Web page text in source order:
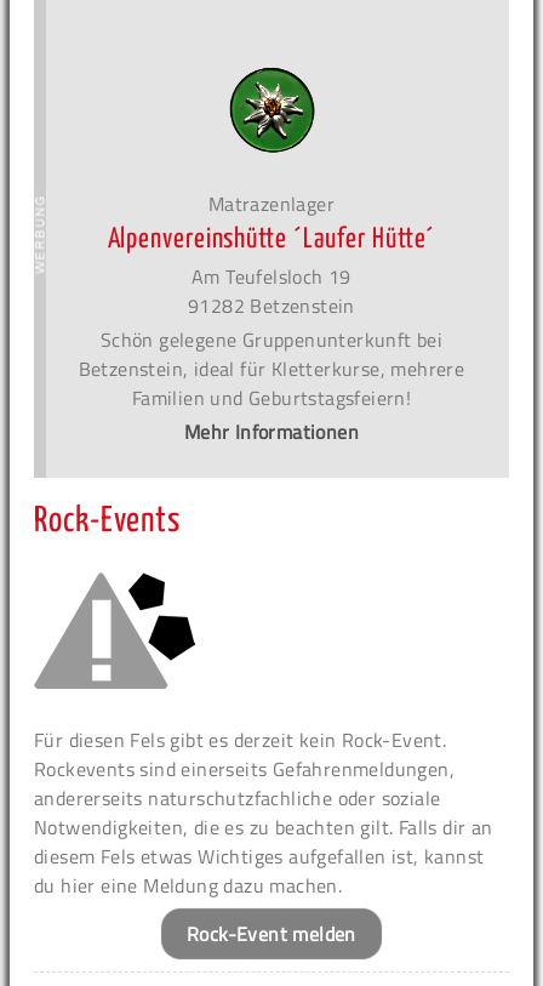
Matrazenlager
Alpenvereinshütte ´Laufer Hütte´
Am Teufelsloch 19
91282 Betzenstein
Schön gelegene Gruppenunterkunft bei
Betzenstein, ideal für Kletterkurse, mehrere
Familien und Geburtstagsfeiern!
Mehr Informationen
Rock-Events
Für diesen Fels gibt es derzeit kein Rock-Event.
Rockevents sind einerseits Gefahrenmeldungen,
andererseits naturschutzfachliche oder soziale
Notwendigkeiten, die es zu beachten gilt. Falls dir an
diesem Fels etwas Wichtiges aufgefallen ist, kannst
du hier eine Meldung dazu machen.
Rock-Event melden